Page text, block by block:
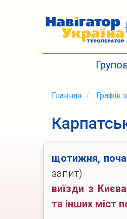
Главная Графік
щотижня,
запит)
виїзди з
та інших міст